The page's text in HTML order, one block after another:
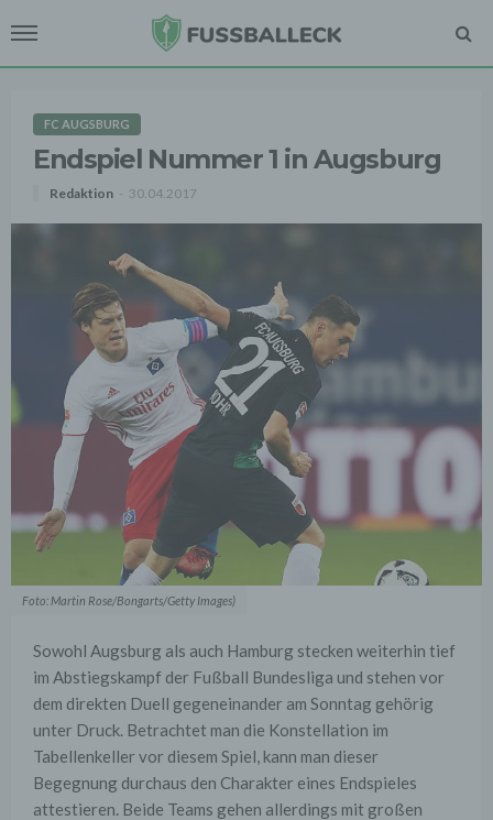
FC AUGSBURG
Endspiel Nummer 1 in Augsburg
Redaktion 30.04.2017
Foto: Martin Rose/Bongarts/Getty Images)
Sowohl Augsburg als auch Hamburg stecken weiterhin tief
im Abstiegskampf der Fußball Bundesliga und stehen vor
dem direkten Duell gegeneinander am Sonntag gehörig
unter Druck. Betrachtet man die Konstellation im
Tabellenkeller vor diesem Spiel, kann man dieser
Begegnung durchaus den Charakter eines Endspieles
attestieren. Beide Teams gehen allerdings mit großen